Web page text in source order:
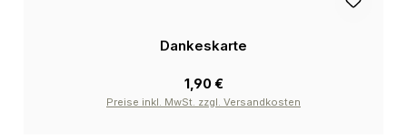
Dankeskarte
1,90 €
Preise inkl. MwSt. zzgl. Versandkosten